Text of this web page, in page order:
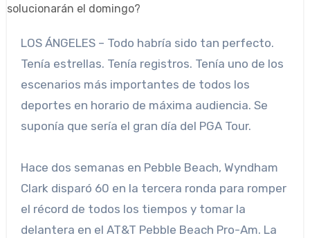
LOS ÁNGELES – Todo habría sido tan perfecto.
Tenía estrellas. Tenía registros. Tenía uno de los
escenarios más importantes de todos los
deportes en horario de máxima audiencia. Se
suponía que sería el gran día del PGA Tour.
Hace dos semanas en Pebble Beach, Wyndham
Clark disparó 60 en la tercera ronda para romper
el récord de todos los tiempos y tomar la
delantera en el AT&T Pebble Beach Pro-Am. La